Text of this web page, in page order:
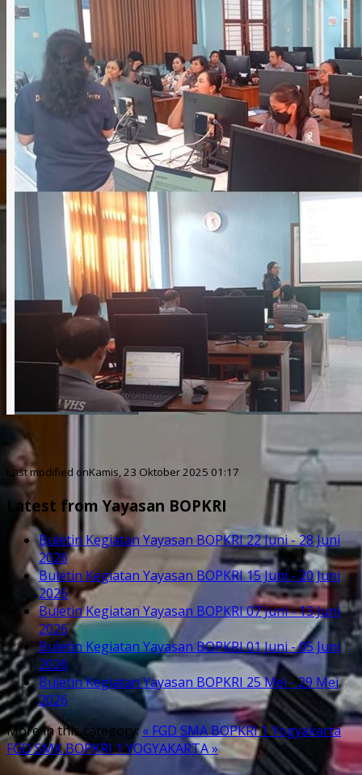
Last modified onKamis, 23 Oktober 2025 01:17
Latest from Yayasan BOPKRI
Buletin Kegiatan Yayasan BOPKRI 22 Juni - 28 Juni
2026
Buletin Kegiatan Yayasan BOPKRI 15 Juni - 20 Juni
2026
Buletin Kegiatan Yayasan BOPKRI 07 Juni - 13 Juni
2026
Buletin Kegiatan Yayasan BOPKRI 01 Juni - 05 Juni
2026
Buletin Kegiatan Yayasan BOPKRI 25 Mei - 29 Mei
2026
More in this category: « FGD SMA BOPKRI 1 Yogyakarta
FGD SMK BOPKRI 1 YOGYAKARTA »